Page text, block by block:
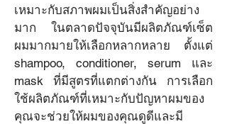
สาวกรี๊ด !?
เหมาะกับสภาพผมเป็นสิ่งสำคัญอย่าง
มาก ในตลาดปัจจุบันมีผลิตภัณฑ์เซ็ต
ผมมากมายให้เลือกหลากหลาย ตั้งแต่
shampoo, conditioner, serum และ
mask ที่มีสูตรที่แตกต่างกัน การเลือก
ใช้ผลิตภัณฑ์ที่เหมาะกับปัญหาผมของ
คุณจะช่วยให้ผมของคุณดูดีและมี